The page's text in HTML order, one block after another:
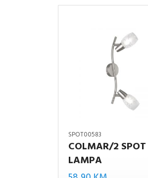
SPOT00583
COLMAR/2 SPOT
LAMPA